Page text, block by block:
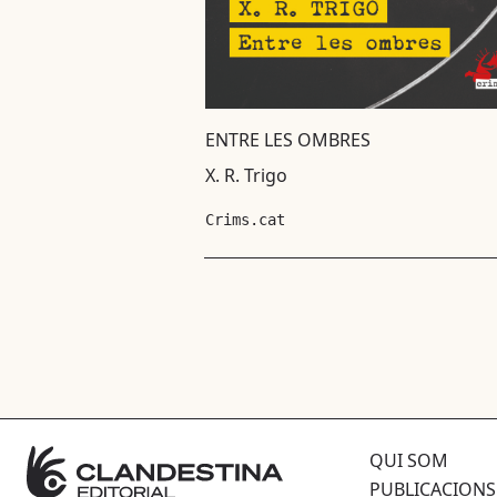
ENTRE LES OMBRES
X. R. Trigo
Crims.cat
QUI SOM
PUBLICACIONS